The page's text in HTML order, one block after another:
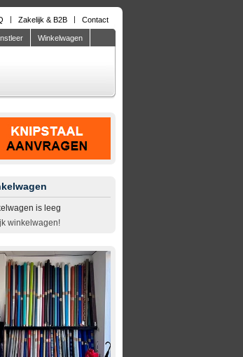
Zakelijk & B2B Contact
Winkelwagen
is leeg
winkelwagen!